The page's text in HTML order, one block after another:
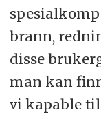
brann,
disse
man kan
vi kapable